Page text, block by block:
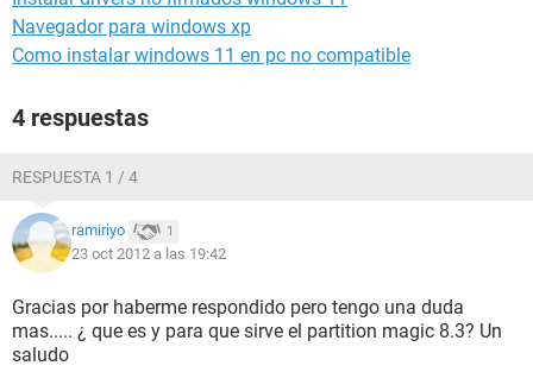
Navegador para windows xp
Como instalar windows 11 en pc no compatible
4 respuestas
RESPUESTA 1 / 4
ramiriyo 1
23 oct 2012 a las 19:42
Gracias por haberme respondido pero tengo una duda
mas..... ¿ que es y para que sirve el partition magic 8.3? Un
saludo